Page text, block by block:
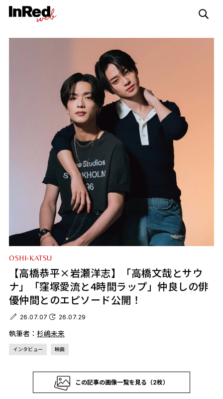
OSHI-KATSU
【高橋恭平×岩瀬洋志】「高橋文哉とサウ
ナ」「窪塚愛流と4時間ラップ」仲良しの俳
優仲間とのエピソード公開！
26.07.07 26.07.29
執筆者： 杉嶋未来
インタビュー 映画
この記事の画像一覧を見る（2枚）